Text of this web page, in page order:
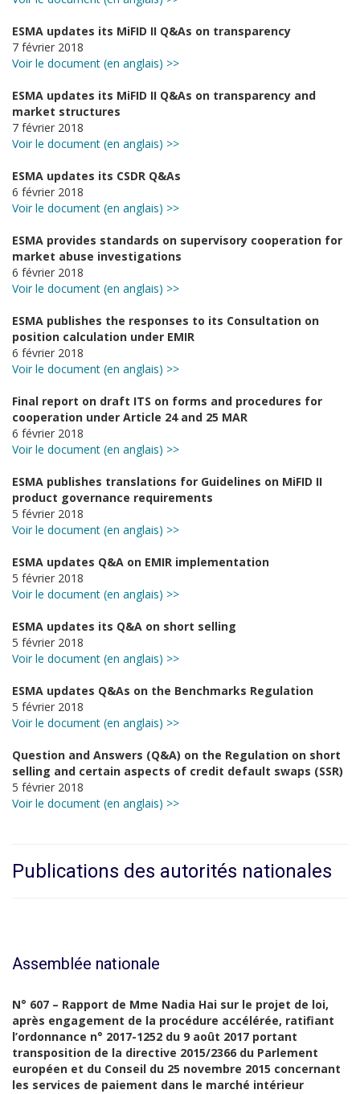
ESMA updates its MiFID II Q&As on transparency
7 février 2018
Voir le document (en anglais) >>
ESMA updates its MiFID II Q&As on transparency and
market structures
7 février 2018
Voir le document (en anglais) >>
ESMA updates its CSDR Q&As
6 février 2018
Voir le document (en anglais) >>
ESMA provides standards on supervisory cooperation for
market abuse investigations
6 février 2018
Voir le document (en anglais) >>
ESMA publishes the responses to its Consultation on
position calculation under EMIR
6 février 2018
Voir le document (en anglais) >>
Final report on draft ITS on forms and procedures for
cooperation under Article 24 and 25 MAR
6 février 2018
Voir le document (en anglais) >>
ESMA publishes translations for Guidelines on MiFID II
product governance requirements
5 février 2018
Voir le document (en anglais) >>
ESMA updates Q&A on EMIR implementation
5 février 2018
Voir le document (en anglais) >>
ESMA updates its Q&A on short selling
5 février 2018
Voir le document (en anglais) >>
ESMA updates Q&As on the Benchmarks Regulation
5 février 2018
Voir le document (en anglais) >>
Question and Answers (Q&A) on the Regulation on short
selling and certain aspects of credit default swaps (SSR)
5 février 2018
Voir le document (en anglais) >>
Publications des autorités nationales
Assemblée nationale
N° 607 – Rapport de Mme Nadia Hai sur le projet de loi,
après engagement de la procédure accélérée, ratifiant
l’ordonnance n° 2017-1252 du 9 août 2017 portant
transposition de la directive 2015/2366 du Parlement
européen et du Conseil du 25 novembre 2015 concernant
les services de paiement dans le marché intérieur